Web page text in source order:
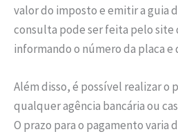
valor do imposto e emitir a guia
consulta pode ser feita pelo site
informando o número da placa e
Além disso, é possível realizar o
qualquer agência bancária ou
O prazo para o pagamento varia